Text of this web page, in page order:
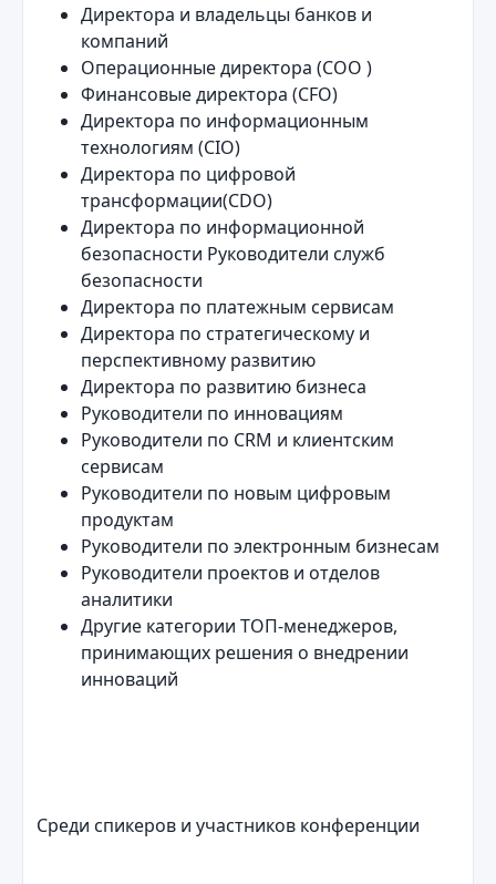
Директора и владельцы банков и
компаний
Операционные директора (COO )
Финансовые директора (CFO)
Директора по информационным
технологиям (CIO)
Директора по цифровой
трансформации(CDO)
Директора по информационной
безопасности Руководители служб
безопасности
Директора по платежным сервисам
Директора по стратегическому и
перспективному развитию
Директора по развитию бизнеса
Руководители по инновациям
Руководители по CRM и клиентским
сервисам
Руководители по новым цифровым
продуктам
Руководители по электронным бизнесам
Руководители проектов и отделов
аналитики
Другие категории ТОП-менеджеров,
принимающих решения о внедрении
инноваций
Среди спикеров и участников конференции